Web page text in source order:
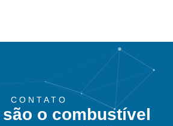
CONTATO
o combustível